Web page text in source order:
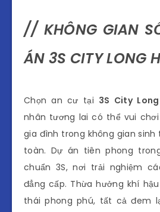
// KHÔNG GIAN
ÁN 3S CITY LONG
Chọn an cư tại 3S City
nhân tương lai có thể vui
gia đình trong không gian sinh
toàn. Dự án tiên phong
chuẩn 3S, nơi trải nghiệm
đẳng cấp. Thừa hưởng khí
thái phong phú, tất cả đem